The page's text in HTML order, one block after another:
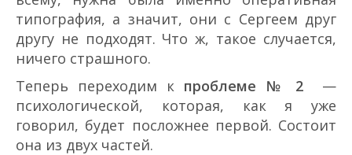
типография, а значит, они с Сергеем друг
другу не подходят. Что ж, такое случается,
ничего страшного.
Теперь переходим к проблеме № 2
—
психологической, которая, как я уже
говорил, будет посложнее первой. Состоит
она из двух частей.